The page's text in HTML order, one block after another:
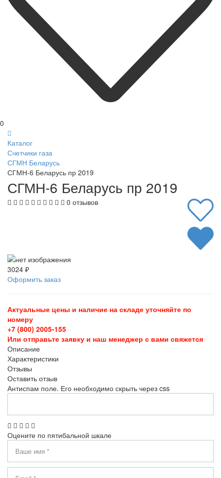
0
Каталог
Счетчики газа
СГМН Беларусь
СГМН-6 Беларусь пр 2019
СГМН-6 Беларусь пр 2019
0 отзывов
3024 ₽
Оформить заказ
Актуальные цены и наличие на складе уточняйте по
номеру
+7 (800) 2005-155
Или отправьте заявку и наш менеджер с вами свяжется
Описание
Характеристики
Отзывы
Оставить отзыв
Антиспам поле. Его необходимо скрыть через css
Оцените по пятибальной шкале